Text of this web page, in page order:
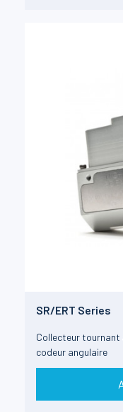
SR/ERT Series
Collecteur tournant
codeur angulaire